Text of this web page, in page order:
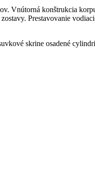
konštrukcia
Prestavovanie
skrine osadené